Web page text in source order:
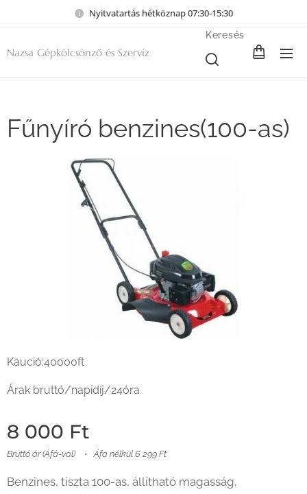
Nyitvatartás hétköznap 07:30-15:30
Nazsa Gépkölcsönző és Szervíz
Keresés
Fűnyíró benzines(100-as)
Kaució:40000ft
Árak bruttó/napidíj/24óra
8 000 Ft
Bruttó ár (Áfá-val) Áfa nélkül 6 299 Ft
Benzines, tiszta 100-as, állítható magasság,